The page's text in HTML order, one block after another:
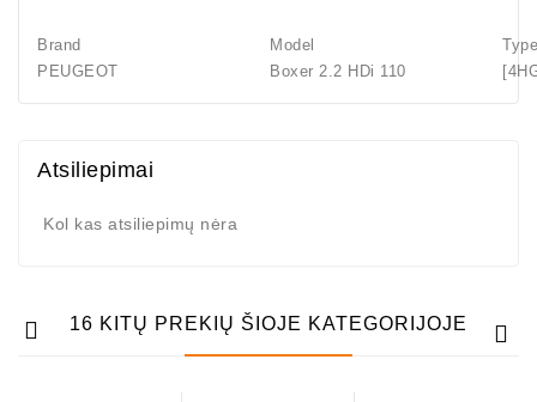
Brand Model
Type
PEUGEOT
Boxer 2.2 HDi 110
Atsiliepimai
Kol kas atsiliepimų nėra
16 KITŲ PREKIŲ ŠIOJE KATEGORIJOJE